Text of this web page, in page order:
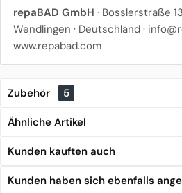
repaBAD GmbH · Bosslerstraße
Wendlingen · Deutschland ·
www.repabad.com
Zubehör 5
Ähnliche Artikel
Kunden kauften auch
Kunden haben sich ebenfalls